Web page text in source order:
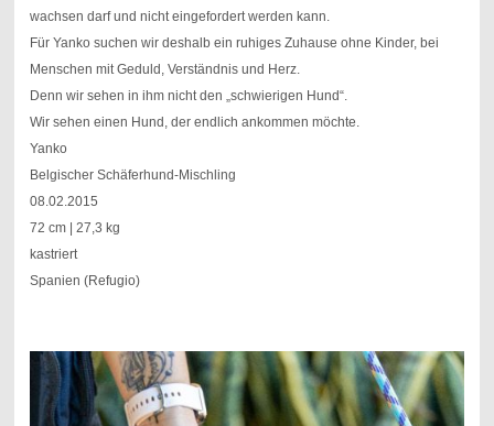
wachsen darf und nicht eingefordert werden kann.
Für Yanko suchen wir deshalb ein ruhiges Zuhause ohne Kinder, bei
Menschen mit Geduld, Verständnis und Herz.
Denn wir sehen in ihm nicht den „schwierigen Hund“.
Wir sehen einen Hund, der endlich ankommen möchte.
Yanko
Belgischer Schäferhund-Mischling
08.02.2015
72 cm | 27,3 kg
kastriert
Spanien (Refugio)